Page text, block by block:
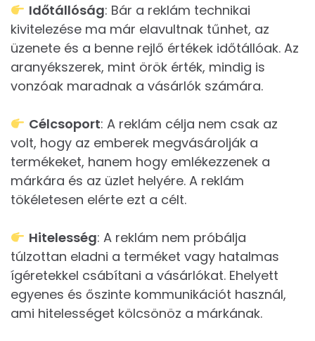
Időtállóság: Bár a reklám technikai
kivitelezése ma már elavultnak tűnhet, az
üzenete és a benne rejlő értékek időtállóak. Az
aranyékszerek, mint örök érték, mindig is
vonzóak maradnak a vásárlók számára.
Célcsoport: A reklám célja nem csak az
volt, hogy az emberek megvásárolják a
termékeket, hanem hogy emlékezzenek a
márkára és az üzlet helyére. A reklám
tökéletesen elérte ezt a célt.
Hitelesség: A reklám nem próbálja
túlzottan eladni a terméket vagy hatalmas
ígéretekkel csábítani a vásárlókat. Ehelyett
egyenes és őszinte kommunikációt használ,
ami hitelességet kölcsönöz a márkának.